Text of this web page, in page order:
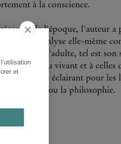
et
à la conscience.
de l'époque, l'auteur
cette analyse elle-même
chez l'adulte, tel est son
à celles du vivant et à celles
vise à être éclairant pour les
ou la philosophie.